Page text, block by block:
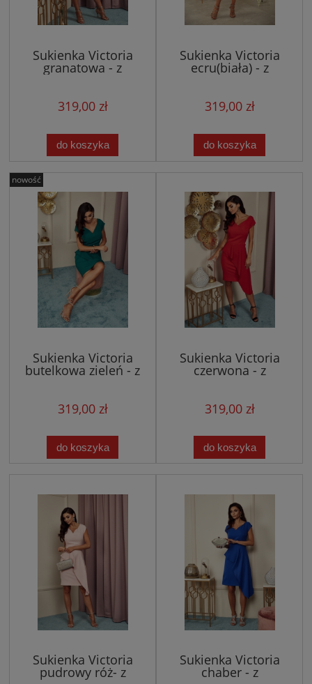
Sukienka Victoria
granatowa - z
asymetryczną baskinką
319,00 zł
do koszyka
Sukienka Victoria
ecru(biała) - z
asymetryczną
319,00 zł
do koszyka
Sukienka Victoria
butelkowa zieleń - z
319,00 zł
do koszyka
nowość
Sukienka Victoria
czerwona - z
319,00 zł
do koszyka
Sukienka Victoria
pudrowy róż- z
Sukienka Victoria
chaber - z